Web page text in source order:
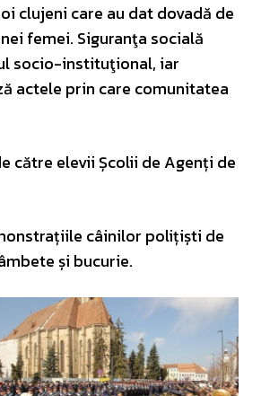
clujeni care au dat dovadă de
femei. Siguranţa socială
socio-instituţional, iar
actele prin care comunitatea
către elevii Școlii de Agenți de
câinilor polițiști de
și bucurie.